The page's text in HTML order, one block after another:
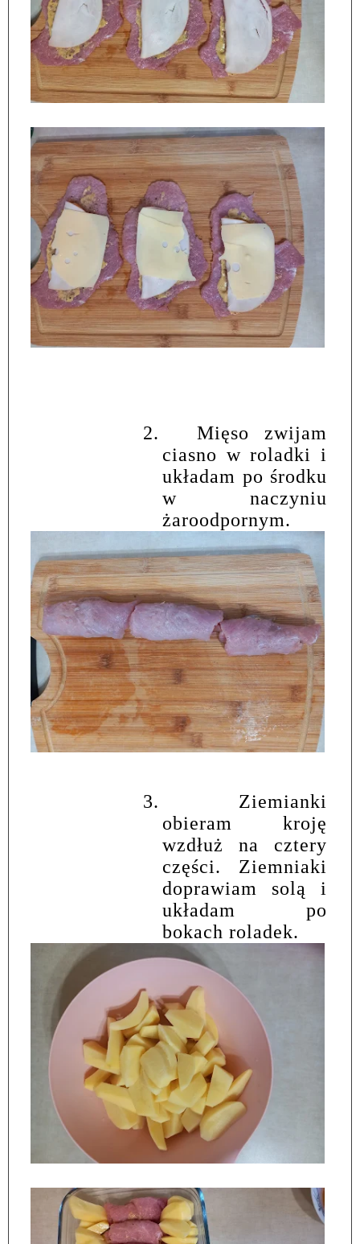
2.
Mięso zwijam
ciasno w roladki i
układam po środku
w naczyniu
żaroodpornym.
3.
Ziemianki
obieram kroję
wzdłuż na cztery
części. Ziemniaki
doprawiam solą i
układam po
bokach roladek.